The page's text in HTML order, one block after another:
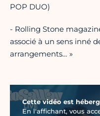
POP DUO)
- Rolling Stone
associé à un sens inné
arrangements… »
Vidéo Youtube
Cette vidéo est
En l'affichant, vous